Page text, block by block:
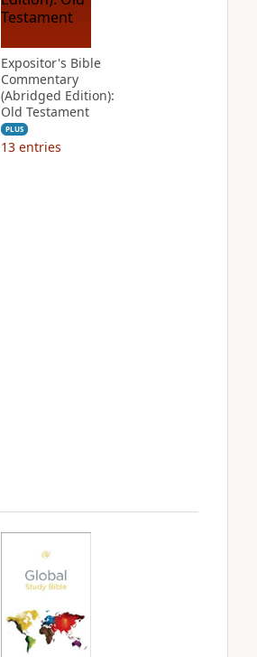
Expositor's Bible
Commentary
(Abridged Edition):
Old Testament
PLUS
13 entries